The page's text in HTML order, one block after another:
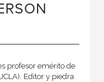
profesor emérito de
Editor y piedra